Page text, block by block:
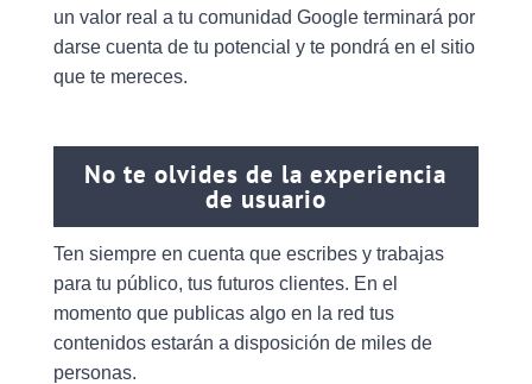
un valor real a tu comunidad Google terminará por
darse cuenta de tu potencial y te pondrá en el sitio
que te mereces.
No te olvides de la experiencia
de usuario
Ten siempre en cuenta que escribes y trabajas
para tu público, tus futuros clientes. En el
momento que publicas algo en la red tus
contenidos estarán a disposición de miles de
personas.